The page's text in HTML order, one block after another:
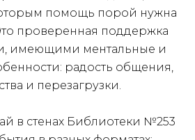
помощь порой нужна
проверенная поддержка
имеющими ментальные и
радость общения,
и перезагрузки.
в стенах Библиотеки №253